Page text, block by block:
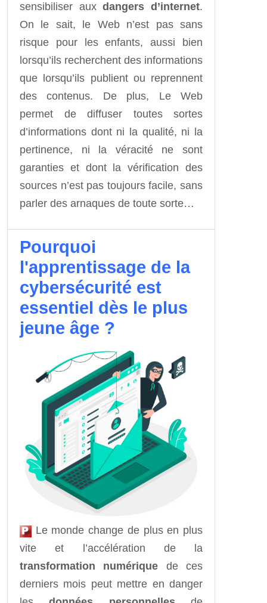
sensibiliser auxdangers d’internet.
On le sait, le Web n’est pas sans
risque pour les enfants, aussi bien
lorsqu’ils recherchent des informations
que lorsqu’ils publient ou reprennent
des contenus. De plus, Le Web
permet de diffuser toutes sortes
d’informations dont ni la qualité, ni la
pertinence, ni la véracité ne sont
garanties et dont la vérification des
sources n’est pas toujours facile, sans
parler des arnaques de toute sorte…
Pourquoi
l'apprentissage de la
cybersécurité est
essentiel dès le plus
jeune âge ?
Le monde change de plus en plus
vite et l’accélération de la
transformation numérique de ces
derniers mois peut mettre en danger